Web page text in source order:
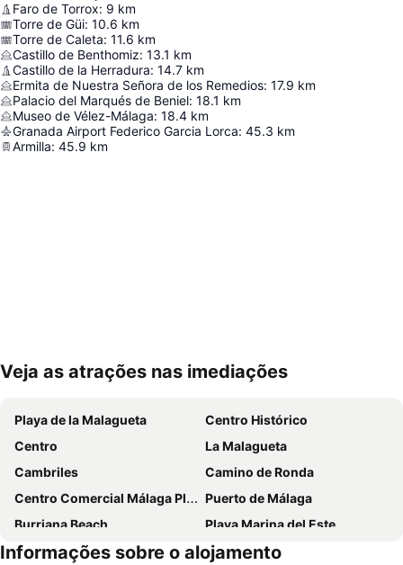
Faro de Torrox: 9 km
Torre de Güi: 10.6 km
Torre de Caleta: 11.6 km
Castillo de Benthomiz: 13.1 km
Castillo de la Herradura: 14.7 km
Ermita de Nuestra Señora de los Remedios: 17.9 km
Palacio del Marqués de Beniel: 18.1 km
Museo de Vélez-Málaga: 18.4 km
Granada Airport Federico Garcia Lorca: 45.3 km
Armilla: 45.9 km
Ampliar mapa
Veja as atrações nas imediações
Playa de la Malagueta
Centro Histórico
Centro
La Malagueta
Cambriles
Camino de Ronda
Centro Comercial Málaga Plaza
Puerto de Málaga
Burriana Beach
Playa Marina del Este
Cala del Moral
Catedral da Encarnação
Informações sobre o alojamento